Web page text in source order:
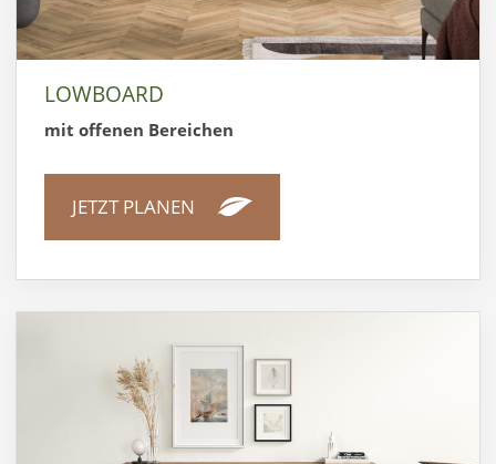
LOWBOARD
mit offenen Bereichen
JETZT PLANEN